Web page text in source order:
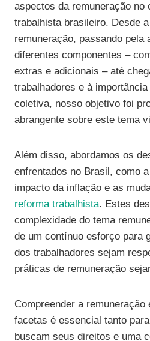
aspectos da remuneração no
trabalhista brasileiro. Desde
remuneração, passando pela
diferentes componentes –
extras e adicionais – até
trabalhadores e à
coletiva, nosso objetivo foi
abrangente sobre este tema
Além disso, abordamos os
enfrentados no Brasil, como
impacto da inflação e as
reforma trabalhista. Estes
complexidade do tema
de um contínuo esforço para
dos trabalhadores sejam
práticas de remuneração
Compreender a remuneração
facetas é essencial tanto
buscam seus direitos e uma